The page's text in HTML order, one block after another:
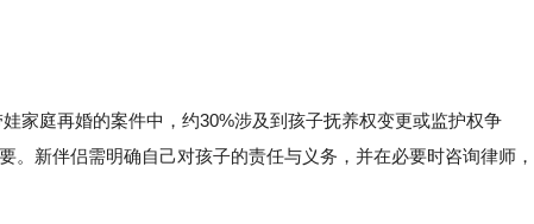
家庭再婚的案件中，约30%涉及到孩子抚养权变更或监护权争
新伴侣需明确自己对孩子的责任与义务，并在必要时咨询律师，